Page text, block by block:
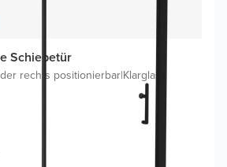
Schiebetür
rechts positionierbar|Klarglas